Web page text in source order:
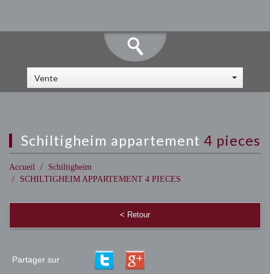
Vente
schiltigheim appartement 4 pieces
Accueil
Schiltigheim
SCHILTIGHEIM APPARTEMENT 4 PIECES
< Retour
Partager sur